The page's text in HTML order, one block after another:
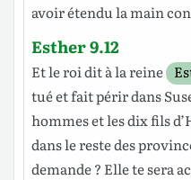
avoirétendulamain
Esther 9.12
Et leroidità lareine
tuéet faitpérirdans
hommeset lesdixfils
dans lerestedes
demande? Elle te sera